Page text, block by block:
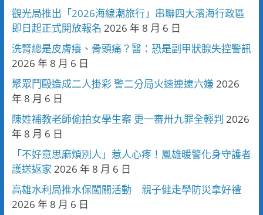
觀光局推出「2026海線潮旅行」串聯四大濱海行政區
即日起正式開放報名 2026 年 8 月 6 日
洗腎總是皮膚癢、骨頭痛？醫：恐是副甲狀腺失控警訊
2026 年 8 月 6 日
聚眾鬥毆造成二人掛彩 警二分局火速連逮六嫌2026
年 8 月 6 日
陳姓補教老師偷拍女學生案 更一審卅九罪全輕判 2026
年 8 月 6 日
「不好意思麻煩別人」惹人心疼！鳳雄暖警化身守護者
護送返家 2026 年 8 月 6 日
高雄水利局推水保闖關活動 親子健走學防災拿好禮
2026 年 8 月 6 日